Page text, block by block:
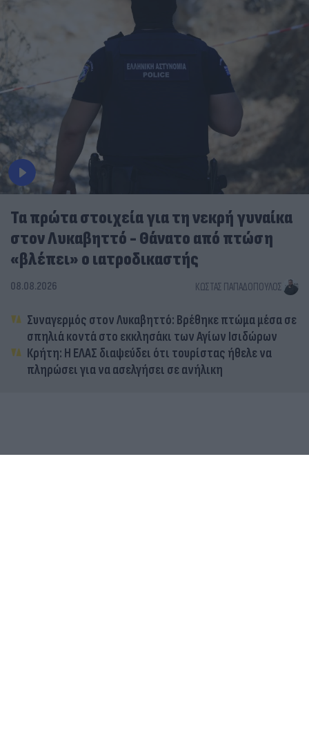
Τα πρώτα στοιχεία για τη νεκρή γυναίκα
στον Λυκαβηττό - Θάνατο από πτώση
«βλέπει» ο ιατροδικαστής
08.08.2026 ΚΏΣΤΑΣ ΠΑΠΑΔΌΠΟΥΛΟΣ
Συναγερμός στον Λυκαβηττό: Βρέθηκε πτώμα μέσα σε
σπηλιά κοντά στο εκκλησάκι των Αγίων Ισιδώρων
Κρήτη: Η ΕΛΑΣ διαψεύδει ότι τουρίστας ήθελε να
πληρώσει για να ασελγήσει σε ανήλικη